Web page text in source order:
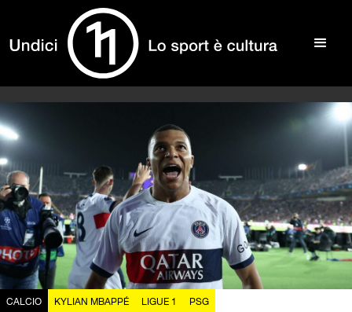
CALCIO KYLIAN MBAPPÉ LIGUE 1 PSG